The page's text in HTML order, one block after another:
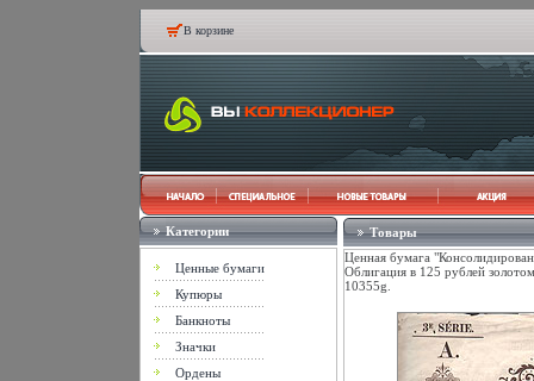
В корзине
Категории
Ценные бумаги
Купюры
Банкноты
Значки
Ордены
Товары
Ценная бумага
Облигация в 125 рублей
10355g.